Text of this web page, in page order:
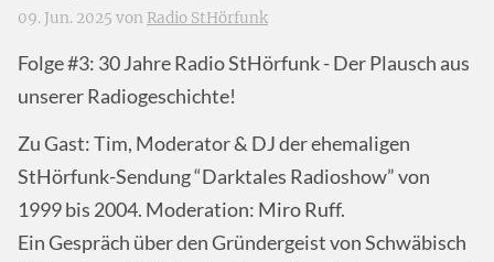
09. Jun. 2025 von Radio StHörfunk
Folge #3: 30 Jahre Radio StHörfunk - Der Plausch aus
unserer Radiogeschichte!
Zu Gast: Tim, Moderator & DJ der ehemaligen
StHörfunk-Sendung “Darktales Radioshow” von
1999 bis 2004. Moderation: Miro Ruff.
Ein Gespräch über den Gründergeist von Schwäbisch